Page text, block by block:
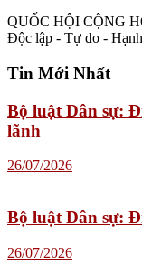
QUỐC HỘI CỘNG
Độc lập - Tự do -
Tin Mới Nhất
Bộ luật Dân sự:
lãnh
26/07/2026
Bộ luật Dân sự:
26/07/2026